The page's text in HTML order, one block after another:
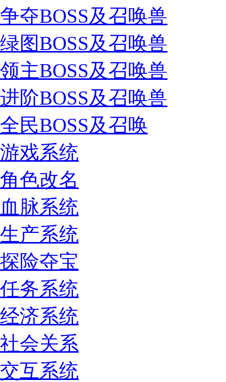
争夺BOSS及召唤兽
绿图BOSS及召唤兽
领主BOSS及召唤兽
进阶BOSS及召唤兽
全民BOSS及召唤
游戏系统
角色改名
血脉系统
生产系统
探险夺宝
任务系统
经济系统
社会关系
交互系统